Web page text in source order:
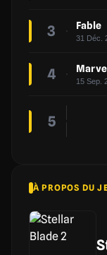
3 Fable
31 Déc.
4 15 Sep.
5
À PROPOS DU